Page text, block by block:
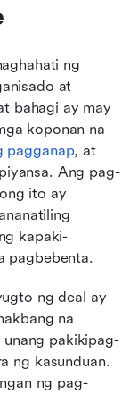
ng
at
bahagi ay may
koponan na
pagganap, at
Ang pag-
ito ay
kapaki-
pagbebenta.
ng deal ay
na
pakikipag-
ng kasunduan.
ng pag-